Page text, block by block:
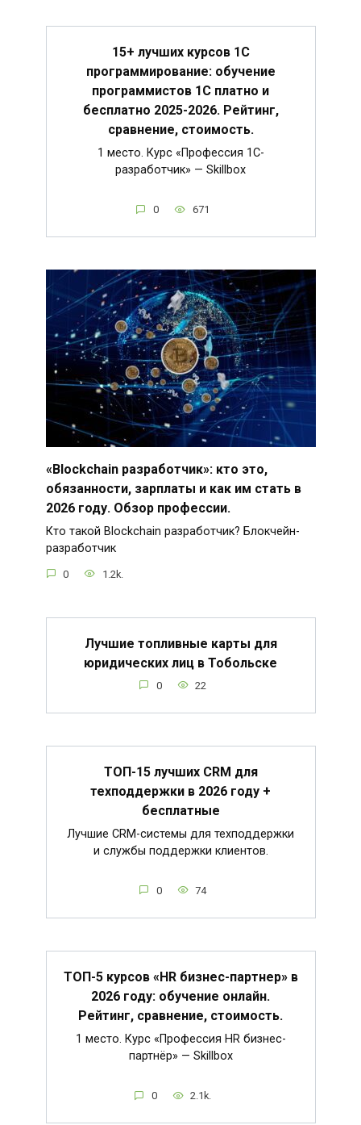
15+ лучших курсов 1С
программирование: обучение
программистов 1С платно и
бесплатно 2025-2026. Рейтинг,
сравнение, стоимость.
1 место. Курс «Профессия 1C-
разработчик» — Skillbox
0 671
«Blockchain разработчик»: кто это,
обязанности, зарплаты и как им стать в
2026 году. Обзор профессии.
Кто такой Blockchain разработчик? Блокчейн-
разработчик
0 1.2k.
Лучшие топливные карты для
юридических лиц в Тобольске
0 22
ТОП-15 лучших CRM для
техподдержки в 2026 году +
бесплатные
Лучшие CRM-системы для техподдержки
и службы поддержки клиентов.
0 74
ТОП-5 курсов «HR бизнес-партнер» в
2026 году: обучение онлайн.
Рейтинг, сравнение, стоимость.
1 место. Курс «Профессия HR бизнес-
партнёр» — Skillbox
0 2.1k.